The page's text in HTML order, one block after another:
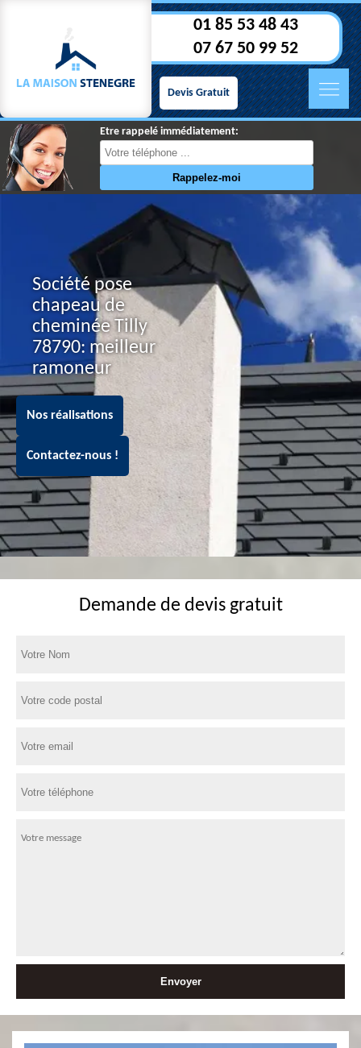
01 85 53 48 43
07 67 50 99 52
Devis Gratuit
Etre rappelé immédiatement:
Société pose
chapeau de
cheminée Tilly
78790: meilleur
ramoneur
Nos réalisations
Contactez-nous !
Demande de devis gratuit